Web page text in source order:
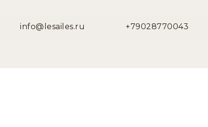
info@lesailes.ru +79028770043